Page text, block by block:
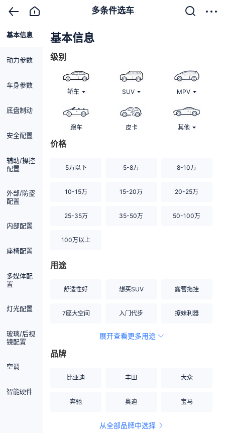
多条件选车
基本信息
动力参数
车身参数
底盘制动
安全配置
辅助/操控
配置
外部/防盗
配置
内部配置
座椅配置
多媒体配
置
灯光配置
玻璃/后视
镜配置
空调
智能硬件
基本信息
级别
轿车 SUV MPV
跑车 皮卡 其他
价格
5万以下 5-8万 8-10万
10-15万 15-20万 20-25万
25-35万 35-50万 50-100万
100万以上
用途
舒适性好 想买SUV 露营拖挂
7座大空间 入门代步 撩妹利器
空间宽敞
展开查看更多用途
品牌
比亚迪 丰田 大众
奔驰 奥迪 宝马
从全部品牌中选择